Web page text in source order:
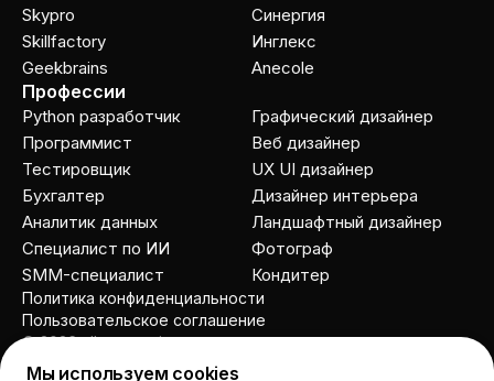
Skypro
Skillfactory
Geekbrains
Cинергия
Инглекс
Anecole
Профессии
Python разработчик
Программист
Тестировщик
Бухгалтер
Аналитик данных
Специалист по ИИ
SMM-специалист
Графический дизайнер
Веб дизайнер
UX UI дизайнер
Дизайнер интерьера
Ландшафтный дизайнер
Фотограф
Кондитер
© 2026 allcourses.io
Пользовательское соглашение
Политика конфиденциальности
Мы используем cookies